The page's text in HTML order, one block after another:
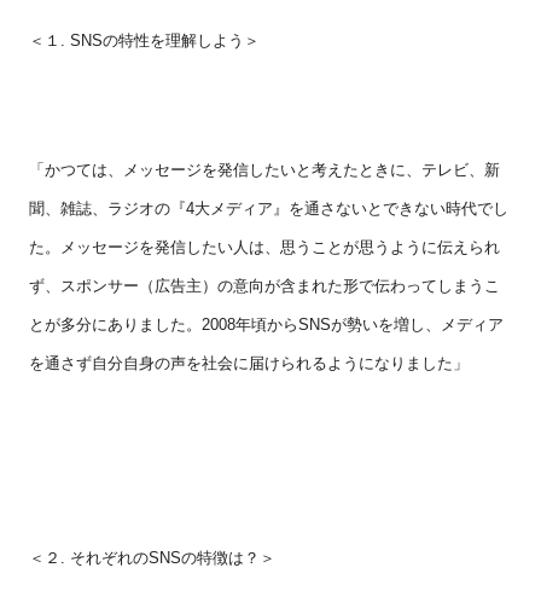
＜１. SNSの特性を理解しよう＞
「かつては、メッセージを発信したいと考えたときに、テレビ、新
聞、雑誌、ラジオの『4大メディア』を通さないとできない時代でし
た。メッセージを発信したい人は、思うことが思うように伝えられ
ず、スポンサー（広告主）の意向が含まれた形で伝わってしまうこ
とが多分にありました。 2008年頃からSNSが勢いを増し、メディア
を通さず自分自身の声を社会に届けられるようになりました」
＜２. それぞれのSNSの特徴は？＞